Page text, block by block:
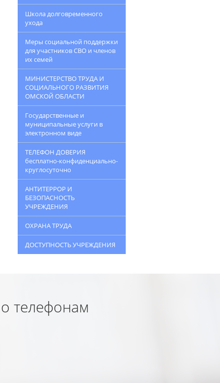
Школа долговременного
ухода
Меры социальной поддержки
для участников СВО и членов
их семей
МИНИСТЕРСТВО ТРУДА И
СОЦИАЛЬНОГО РАЗВИТИЯ
ОМСКОЙ ОБЛАСТИ
Государственные и
муниципальные услуги в
электронном виде
ТЕЛЕФОН ДОВЕРИЯ
бесплатно-конфиденциально-
круглосуточно
АНТИТЕРРОР И
БЕЗОПАСНОСТЬ
УЧРЕЖДЕНИЯ
ОХРАНА ТРУДА
ДОСТУПНОСТЬ УЧРЕЖДЕНИЯ
телефонам